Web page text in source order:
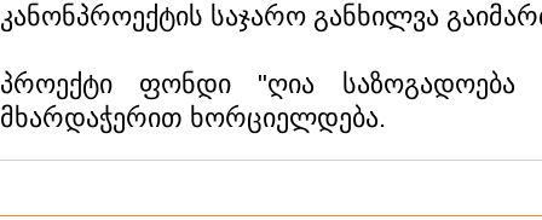
კანონპროექტის საჯარო განხილვა
პროექტი ფონდი "ღია საზოგადოება
მხარდაჭერით ხორციელდება.